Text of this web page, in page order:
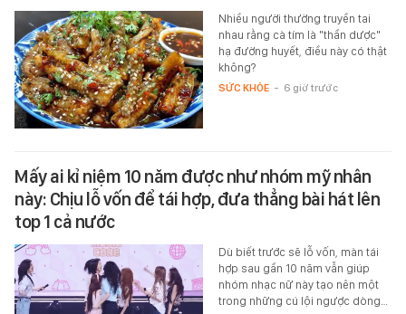
Nhiều người thường truyền tai
nhau rằng cà tím là "thần dược"
hạ đường huyết, điều này có thật
không?
SỨC KHỎE - 6 giờ trước
Mấy ai kỉ niệm 10 năm được như nhóm mỹ nhân
này: Chịu lỗ vốn để tái hợp, đưa thẳng bài hát lên
top 1 cả nước
Dù biết trước sẽ lỗ vốn, màn tái
hợp sau gần 10 năm vẫn giúp
nhóm nhạc nữ này tạo nên một
trong những cú lội ngược dòng…